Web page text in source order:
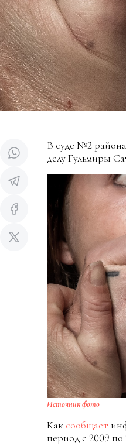
В суде №2
делу Гульмиры
Источник фото
Как сообщает
период с 2009